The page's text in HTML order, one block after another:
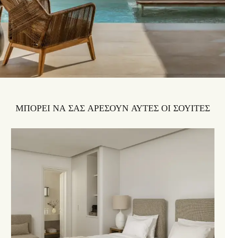
ΜΠΟΡΕΙ ΝΑ ΣΑΣ ΑΡΕΣΟΥΝ ΑΥΤΕΣ ΟΙ ΣΟΥΙΤΕΣ